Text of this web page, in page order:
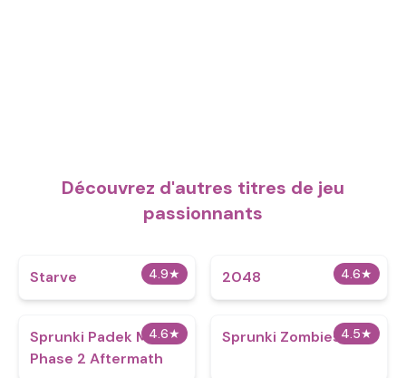
Découvrez d'autres titres de jeu
passionnants
4.9★
Starve 4.6★
2048
4.6★
Sprunki Padek Man
Phase 2 Aftermath
4.5★
Sprunki Zombies